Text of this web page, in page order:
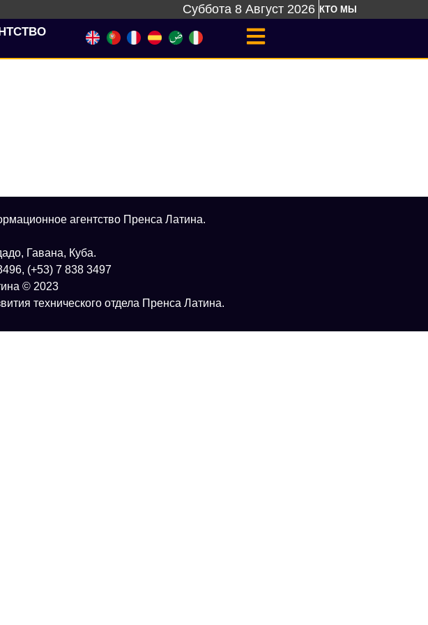
Суббота 8 Август 2026 КТО МЫ
агентство Пренса Латина.
Гавана, Куба.
(+53) 7 838 3497
© 2023
технического отдела Пренса Латина.